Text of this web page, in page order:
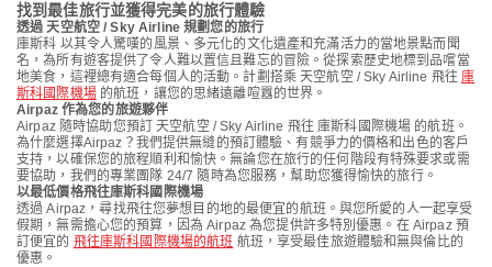
找到最佳旅行並獲得完美的旅行體驗
透過 天空航空 / Sky Airline 規劃您的旅行
庫斯科 以其令人驚嘆的風景、多元化的文化遺產和充滿活力的當地景點而聞
名，為所有遊客提供了令人難以置信且難忘的冒險。從探索歷史地標到品嚐當
地美食，這裡總有適合每個人的活動。計劃搭乘 天空航空 / Sky Airline 飛往庫
斯科國際機場的航班，讓您的思緒遠離喧囂的世界。
Airpaz 作為您的旅遊夥伴
Airpaz 隨時協助您預訂 天空航空 / Sky Airline 飛往 庫斯科國際機場 的航班。
為什麼選擇Airpaz？我們提供無縫的預訂體驗、有競爭力的價格和出色的客戶
支持，以確保您的旅程順利和愉快。無論您在旅行的任何階段有特殊要求或需
要協助，我們的專業團隊 24/7 隨時為您服務，幫助您獲得愉快的旅行。
以最低價格飛往庫斯科國際機場
透過 Airpaz，尋找飛往您夢想目的地的最便宜的航班。與您所愛的人一起享受
假期，無需擔心您的預算，因為 Airpaz 為您提供許多特別優惠。在 Airpaz 預
訂便宜的 飛往庫斯科國際機場的航班 航班，享受最佳旅遊體驗和無與倫比的
優惠。